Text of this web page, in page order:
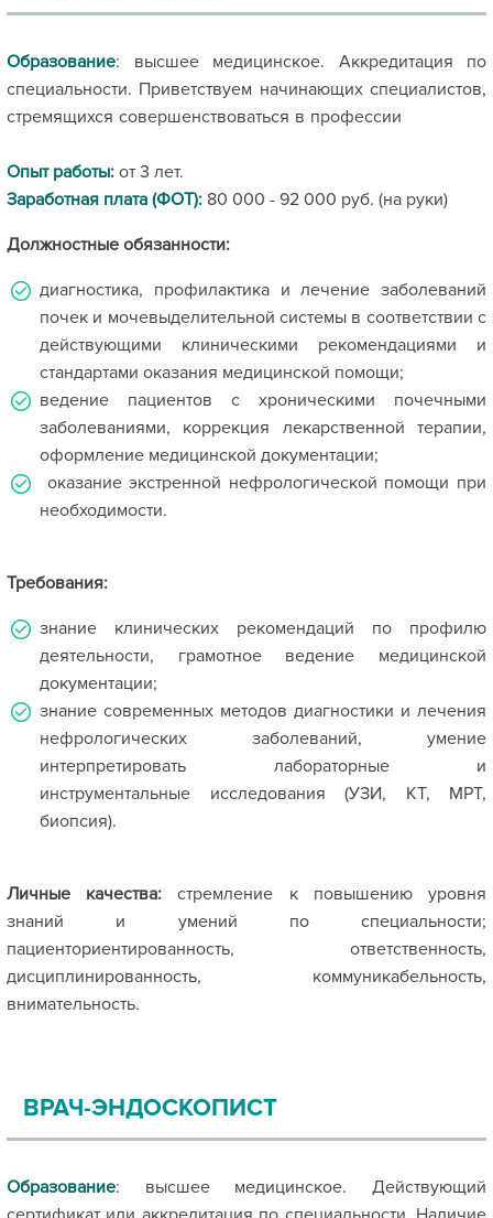
Образование: высшее медицинское. Аккредитация по
специальности. Приветствуем начинающих специалистов,
стремящихся совершенствоваться в профессии
Опыт работы: от 3 лет.
Заработная плата (ФОТ): 80 000 - 92 000 руб. (на руки)
Должностные обязанности:
диагностика, профилактика и лечение заболеваний
почек и мочевыделительной системы в соответствии с
действующими клиническими рекомендациями и
стандартами оказания медицинской помощи;
ведение пациентов с хроническими почечными
заболеваниями, коррекция лекарственной терапии,
оформление медицинской документации;
оказание экстренной нефрологической помощи при
необходимости.
Требования:
знание клинических рекомендаций по профилю
деятельности, грамотное ведение медицинской
документации;
знание современных методов диагностики и лечения
нефрологических заболеваний, умение
интерпретировать лабораторные и
инструментальные исследования (УЗИ, КТ, МРТ,
биопсия).
Личные качества: стремление к повышению уровня
знаний и умений по специальности;
пациенториентированность, ответственность,
дисциплинированность, коммуникабельность,
внимательность.
ВРАЧ-ЭНДОСКОПИСТ
Образование: высшее медицинское. Действующий